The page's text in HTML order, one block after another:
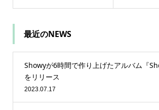
最近のNEWS
Showyが6時間で作り上げたアルバム『
をリリース
2023.07.17